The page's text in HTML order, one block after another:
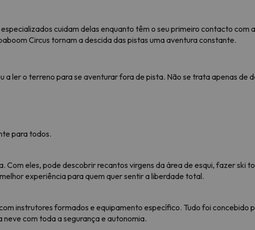
cuidam delas enquanto têm o seu primeiro contacto com
Circus tornam a descida das pistas uma aventura constante.
a ler o terreno para se aventurar fora de pista. Não se trata apenas de
para todos.
eles, pode descobrir recantos virgens da área de esqui, fazer ski
experiência para quem quer sentir a liberdade total.
instrutores formados e equipamento específico. Tudo foi concebido
com toda a segurança e autonomia.